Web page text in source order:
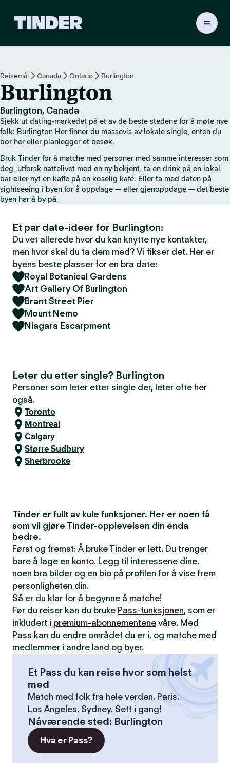
r
h
e
m
m
s
i
d
e
Reisemål Canada Ontario Burlington
Burlington
Burlington, Canada
Sjekk ut dating-markedet på et av de beste stedene for å møte nye
folk: Burlington Her finner du massevis av lokale single, enten du
bor her eller planlegger et besøk.
Bruk Tinder for å matche med personer med samme interesser som
deg, utforsk nattelivet med en ny bekjent, ta en drink på en lokal
bar eller nyt en kaffe på en koselig kafé. Eller ta med daten på
sightseeing i byen for å oppdage — eller gjenoppdage — det beste
byen har å by på.
Et par date-ideer for Burlington:
Du vet allerede hvor du kan knytte nye kontakter,
men hvor skal du ta dem med? Vi fikser det. Her er
byens beste plasser for en bra date:
Royal Botanical Gardens
Art Gallery Of Burlington
Brant Street Pier
Mount Nemo
Niagara Escarpment
Leter du etter single? Burlington
Personer som leter etter single der, leter ofte her
også.
Toronto
Montreal
Calgary
Større Sudbury
Sherbrooke
Tinder er fullt av kule funksjoner. Her er noen få
som vil gjøre Tinder-opplevelsen din enda
bedre.
Først og fremst: Å bruke Tinder er lett. Du trenger
bare å lage en konto. Legg til interessene dine,
noen bra bilder og en bio på profilen for å vise frem
personligheten din.
Så er du klar for å begynne å matche!
Før du reiser kan du bruke Pass-funksjonen, som er
inkludert i premium-abonnementene våre. Med
Pass kan du endre området du er i, og matche med
medlemmer i andre land og byer.
Et Pass du kan reise hvor som helst
med
Match med folk fra hele verden. Paris.
Los Angeles. Sydney. Sett i gang!
Nåværende sted: Burlington
Hva er Pass?